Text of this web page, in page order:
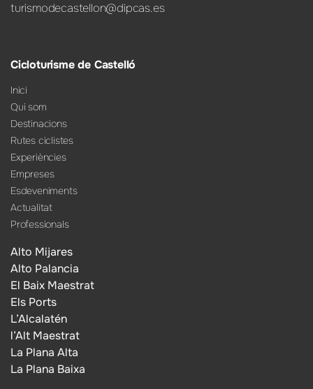
turismodecastellon@dipcas.es
Cicloturisme de Castelló
Inici
Qui som
Destinacions
Rutes ciclistes
Experiències
Empreses
Esdeveniments
Actualitat
Professionals
Alto Mijares
Alto Palancia
El Baix Maestrat
Els Ports
L’Alcalatén
l’Alt Maestrat
La Plana Alta
La Plana Baixa